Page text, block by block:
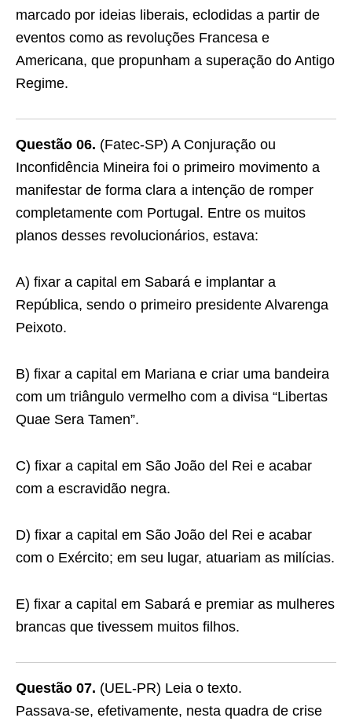
marcado por ideias liberais, eclodidas a partir de
eventos como as revoluções Francesa e
Americana, que propunham a superação do Antigo
Regime.
Questão 06. (Fatec-SP) A Conjuração ou
Inconfidência Mineira foi o primeiro movimento a
manifestar de forma clara a intenção de romper
completamente com Portugal. Entre os muitos
planos desses revolucionários, estava:
A) fixar a capital em Sabará e implantar a
República, sendo o primeiro presidente Alvarenga
Peixoto.
B) fixar a capital em Mariana e criar uma bandeira
com um triângulo vermelho com a divisa “Libertas
Quae Sera Tamen”.
C) fixar a capital em São João del Rei e acabar
com a escravidão negra.
D) fixar a capital em São João del Rei e acabar
com o Exército; em seu lugar, atuariam as milícias.
E) fixar a capital em Sabará e premiar as mulheres
brancas que tivessem muitos filhos.
Questão 07. (UEL-PR) Leia o texto.
Passava-se, efetivamente, nesta quadra de crise